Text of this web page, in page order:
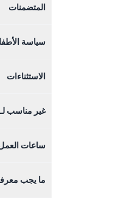
المتضمنات
سياسة
الاستثناءات
غير مناسب لـ
ساعات
ما يجب